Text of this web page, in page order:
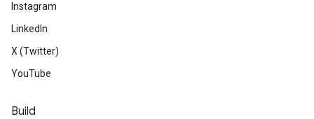
Instagram
LinkedIn
X (Twitter)
YouTube
Build